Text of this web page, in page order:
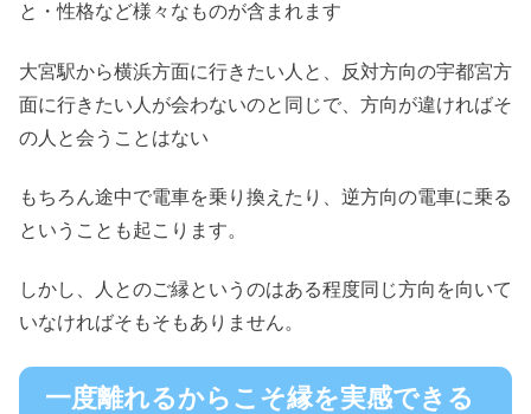
と・性格など様々なものが含まれます
大宮駅から横浜方面に行きたい人と、反対方向の宇都宮方
面に行きたい人が会わないのと同じで、方向が違ければそ
の人と会うことはない
もちろん途中で電車を乗り換えたり、逆方向の電車に乗る
ということも起こります。
しかし、人とのご縁というのはある程度同じ方向を向いて
いなければそもそもありません。
一度離れるからこそ縁を実感できる